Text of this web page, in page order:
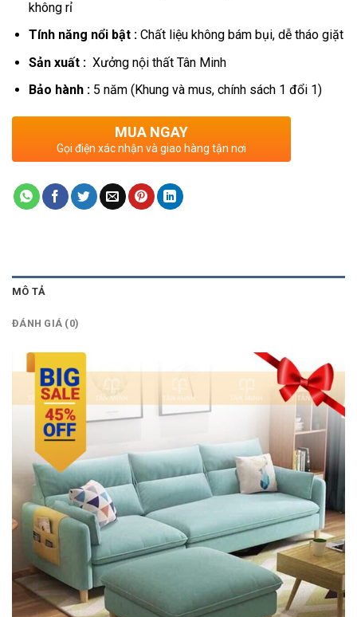
không rỉ
Tính năng nổi bật :Chất liệu không bám bụi, dễ tháo giặt
Sản xuất : Xưởng nội thất Tân Minh
Bảo hành :5 năm (Khung và mus, chính sách 1 đổi 1)
MUA NGAY
Gọi điện xác nhận và giao hàng tận nơi
MÔ TẢ
ĐÁNH GIÁ (0)